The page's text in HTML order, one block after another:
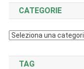
CATEGORIE
Categorie
TAG